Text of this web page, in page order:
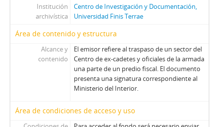
Institución
archivística
Centro de Investigación y Documentación,
Universidad Finis Terrae
Área de contenido y estructura
Alcance y
contenido
El emisor refiere al traspaso de un sector del
Centro de ex-cadetes y oficiales de la armada
una parte de un predio fiscal. El documento
presenta una signatura correspondiente al
Ministerio del Interior.
Área de condiciones de acceso y uso